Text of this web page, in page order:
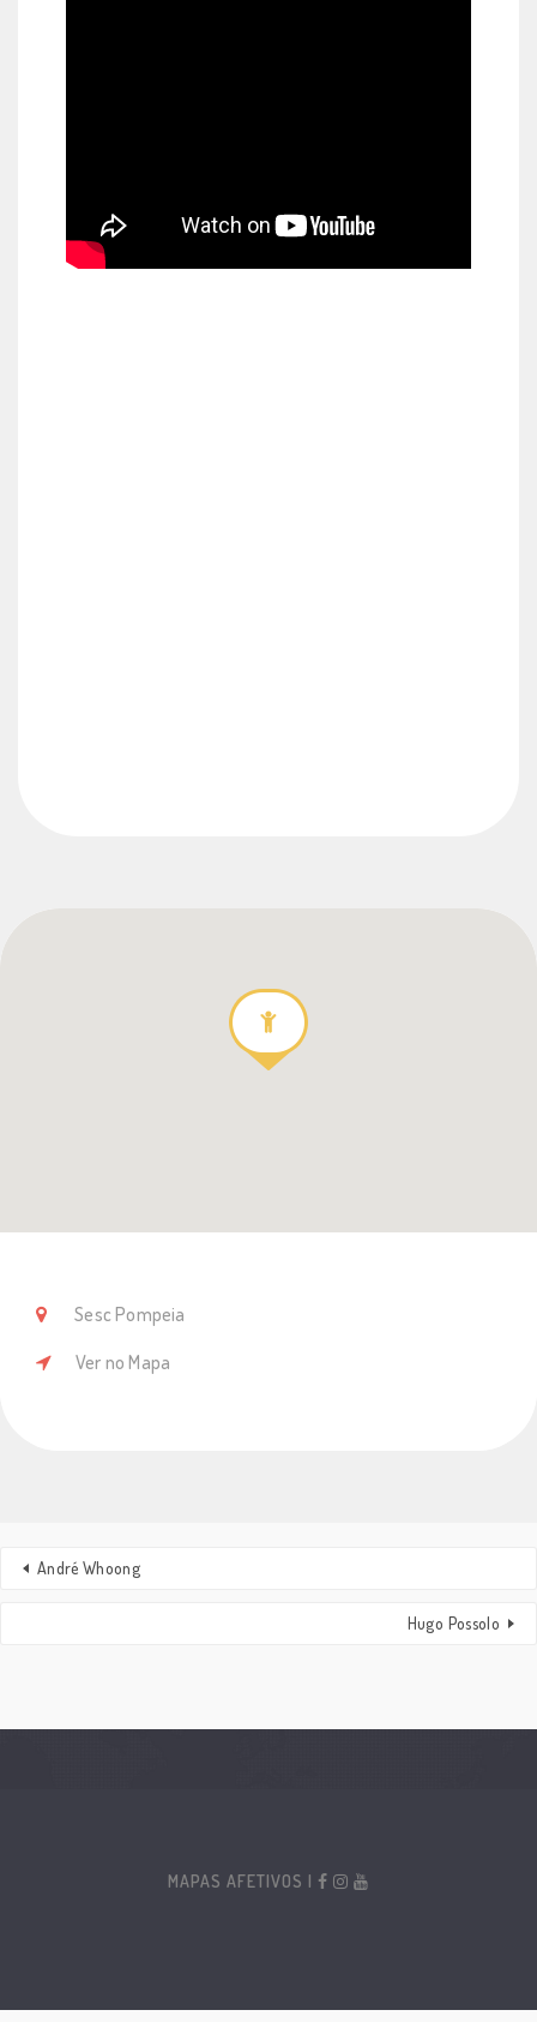
Sesc Pompeia
Ver no Mapa
André Whoong
Hugo Possolo
MAPAS AFETIVOS |